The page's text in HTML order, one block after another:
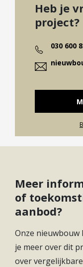
Heb je
project?
030 600
Meer
of
aanbod?
Onze nieuwbouw
je meer over dit
over